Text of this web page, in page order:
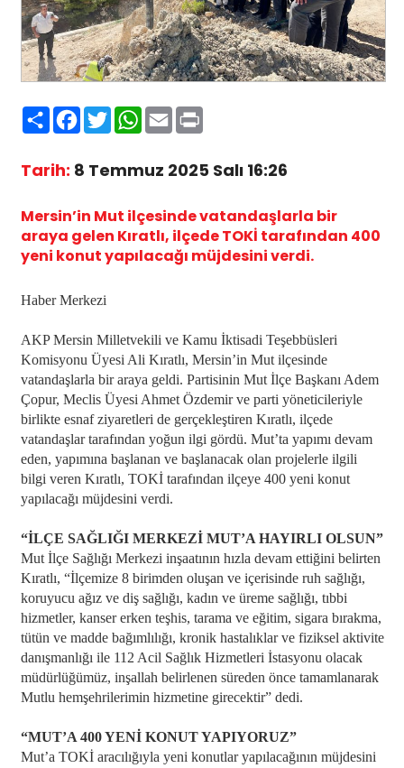
PaylaşFacebook
TwitterWhatsApp
EmailPrint
Tarih: 8 Temmuz 2025 Salı 16:26
Mersin’in Mut ilçesinde vatandaşlarla bir
araya gelen Kıratlı, ilçede TOKİ tarafından 400
yeni konut yapılacağı müjdesini verdi.
Haber Merkezi
AKP Mersin Milletvekili ve Kamu İktisadi Teşebbüsleri
Komisyonu Üyesi Ali Kıratlı, Mersin’in Mut ilçesinde
vatandaşlarla bir araya geldi. Partisinin Mut İlçe Başkanı Adem
Çopur, Meclis Üyesi Ahmet Özdemir ve parti yöneticileriyle
birlikte esnaf ziyaretleri de gerçekleştiren Kıratlı, ilçede
vatandaşlar tarafından yoğun ilgi gördü. Mut’ta yapımı devam
eden, yapımına başlanan ve başlanacak olan projelerle ilgili
bilgi veren Kıratlı, TOKİ tarafından ilçeye 400 yeni konut
yapılacağı müjdesini verdi.
“İLÇE SAĞLIĞI MERKEZİ MUT’A HAYIRLI OLSUN”
Mut İlçe Sağlığı Merkezi inşaatının hızla devam ettiğini belirten
Kıratlı, “İlçemize 8 birimden oluşan ve içerisinde ruh sağlığı,
koruyucu ağız ve diş sağlığı, kadın ve üreme sağlığı, tıbbi
hizmetler, kanser erken teşhis, tarama ve eğitim, sigara bırakma,
tütün ve madde bağımlılığı, kronik hastalıklar ve fiziksel aktivite
danışmanlığı ile 112 Acil Sağlık Hizmetleri İstasyonu olacak
müdürlüğümüz, inşallah belirlenen süreden önce tamamlanarak
Mutlu hemşehrilerimin hizmetine girecektir” dedi.
“MUT’A 400 YENİ KONUT YAPIYORUZ”
Mut’a TOKİ aracılığıyla yeni konutlar yapılacağının müjdesini